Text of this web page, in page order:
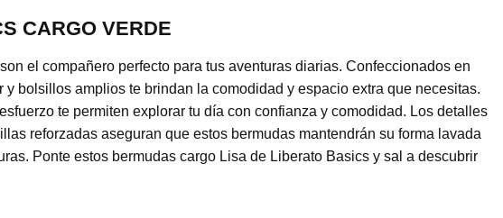
CARGO VERDE
el compañero perfecto para tus aventuras diarias. Confeccionados en
y bolsillos amplios te brindan la comodidad y espacio extra que necesitas.
te permiten explorar tu día con confianza y comodidad. Los detalles
reforzadas aseguran que estos bermudas mantendrán su forma lavada
Ponte estos bermudas cargo Lisa de Liberato Basics y sal a descubrir